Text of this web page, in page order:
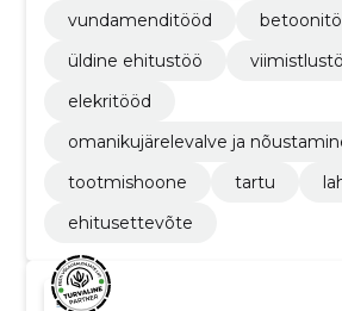
vundamenditööd
üldine ehitustöö
elekritööd
omanikujärelevalve ja
tootmishoone
tartu
ehitusettevõte